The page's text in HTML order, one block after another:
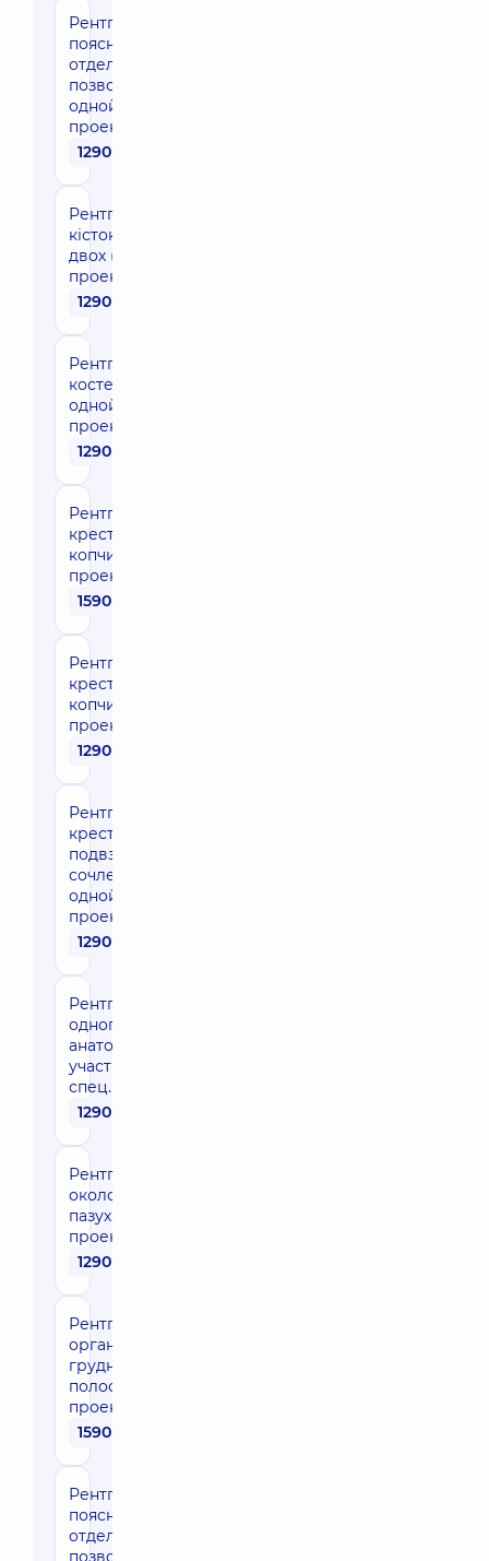
Рентгенография
поясничного
отдела
позвоночника в
одной
проекции
1290 грн
Рентгенографія
кісток носа в
двох (бічних)
проекціях
1290 грн
Рентгенография
костей таза в
одной
проекции
1290 грн
Рентгенография
крестца и
копчика в двух
проекциях
1590 грн
Рентгенография
крестца,
копчика в одной
проекции
1290 грн
Рентгенография
крестцово-
подвздошных
сочленений в
одной
проекции
1290 грн
Рентгенография
одного
анатомического
участка в
спец.проекции
1290 грн
Рентгенография
околоносовых
пазух в одной
проекции
1290 грн
Рентгенография
органов
грудной
полости в двух
проекциях
1590 грн
Рентгенография
поясничного
отдела
позвоночника в